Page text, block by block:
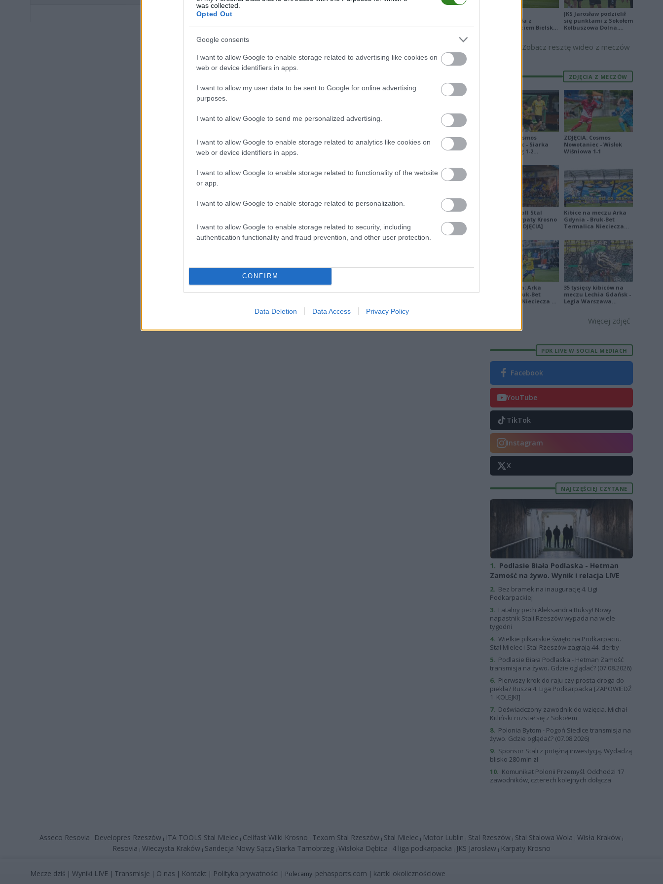
was collected.
Opted Out
Google consents
I want to allow Google to enable storage related to advertising like cookies on
web or device identifiers in apps.
I want to allow my user data to be sent to Google for online advertising
purposes.
I want to allow Google to send me personalized advertising.
I want to allow Google to enable storage related to analytics like cookies on
web or device identifiers in apps.
I want to allow Google to enable storage related to functionality of the website
or app.
I want to allow Google to enable storage related to personalization.
I want to allow Google to enable storage related to security, including
authentication functionality and fraud prevention, and other user protection.
CONFIRM
Data Deletion Data Access Privacy Policy
Brak statystyk
zremisowała z
Podbeskidziem Bielsko-
JKS Jarosław podzielił
się punktami z Sokołem
Kolbuszowa Dolna.
Zobacz resztę wideo z meczów
ZDJĘCIA Z MECZÓW
ZDJĘCIA: Cosmos
Nowotaniec - Siarka
Tarnobrzeg 1-2
ZDJĘCIA: Cosmos
Nowotaniec - Wisłok
Wiśniowa 1-1
Derby Ekoball Stal
Sanok - Karpaty Krosno
na remis [ZDJĘCIA]
Kibice na meczu Arka
Gdynia - Bruk-Bet
Termalica Nieciecza
Ekstraklasa: Arka
Gdynia - Bruk-Bet
Termalica Nieciecza 2-
35 tysięcy kibiców na
meczu Lechia Gdańsk -
Legia Warszawa
Więcej zdjęć
PDK LIVE W SOCIAL MEDIACH
Facebook
YouTube
TikTok
Instagram
X
NAJCZĘŚCIEJ CZYTANE
1. Podlasie Biała Podlaska - Hetman
Zamość na żywo. Wynik i relacja LIVE
2. Bez bramek na inaugurację 4. Ligi
Podkarpackiej
3. Fatalny pech Aleksandra Buksy! Nowy
napastnik Stali Rzeszów wypada na wiele
tygodni
4. Wielkie piłkarskie święto na Podkarpaciu.
Stal Mielec i Stal Rzeszów zagrają 44. derby
5. Podlasie Biała Podlaska - Hetman Zamość
transmisja na żywo. Gdzie oglądać? (07.08.2026)
6. Pierwszy krok do raju czy prosta droga do
piekła? Rusza 4. Liga Podkarpacka [ZAPOWIEDŹ
1. KOLEJKI]
7. Doświadczony zawodnik do wzięcia. Michał
Kitliński rozstał się z Sokołem
8. Polonia Bytom - Pogoń Siedlce transmisja na
żywo. Gdzie oglądać? (07.08.2026)
9. Sponsor Stali z potężną inwestycją. Wydadzą
blisko 280 mln zł
10. Komunikat Polonii Przemyśl. Odchodzi 17
zawodników, czterech kolejnych dołącza
Asseco Resovia | Developres Rzeszów| ITA TOOLS Stal Mielec | Cellfast Wilki Krosno | Texom Stal Rzeszów| Stal Mielec | Motor Lublin | Stal Rzeszów| Stal Stalowa Wola | Wisła Kraków|
Resovia | Wieczysta Kraków | Sandecja Nowy Sącz | Siarka Tarnobrzeg | Wisłoka Dębica | 4 liga podkarpacka | JKS Jarosław | Karpaty Krosno
Mecze dziś | Wyniki LIVE | Transmisje | O nas | Kontakt | Polityka prywatności | Polecamy: pehasports.com | kartki okolicznościowe